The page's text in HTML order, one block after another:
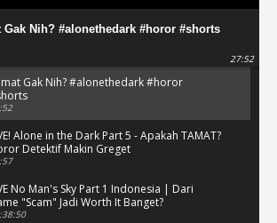
Gak Nih? #alonethedark #horor #shorts
27:52
Gak Nih? #alonethedark #horor
Alone in the Dark Part 5 - Apakah TAMAT?
Detektif Makin Greget
No Man's Sky Part 1 Indonesia | Dari
"Scam" Jadi Worth It Banget?